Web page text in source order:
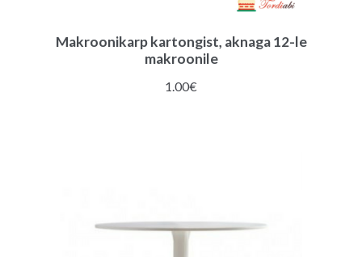
Makroonikarp kartongist, aknaga 12-le
makroonile
1.00€